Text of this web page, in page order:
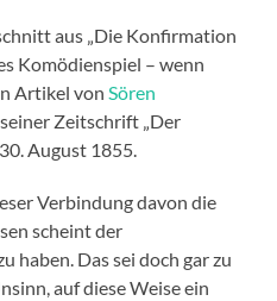
aus „Die Konfirmation
Komödienspiel – wenn
Artikel vonSören
Zeitschrift „Der
August 1855.
Verbindung davon die
scheint der
haben. Das sei doch gar zu
auf diese Weise ein